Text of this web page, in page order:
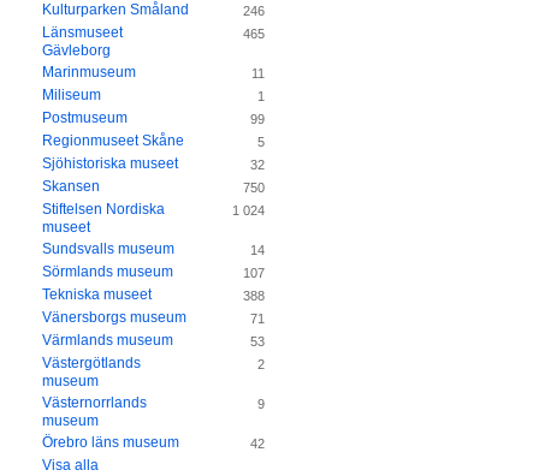
Kulturparken Småland 246
Länsmuseet
Gävleborg
465
Marinmuseum 11
Miliseum 1
Postmuseum 99
Regionmuseet Skåne 5
Sjöhistoriska museet 32
Skansen 750
Stiftelsen Nordiska
museet
1 024
Sundsvalls museum 14
Sörmlands museum 107
Tekniska museet 388
Vänersborgs museum 71
Värmlands museum 53
Västergötlands
museum
2
Västernorrlands
museum
9
Örebro läns museum 42
Visa alla